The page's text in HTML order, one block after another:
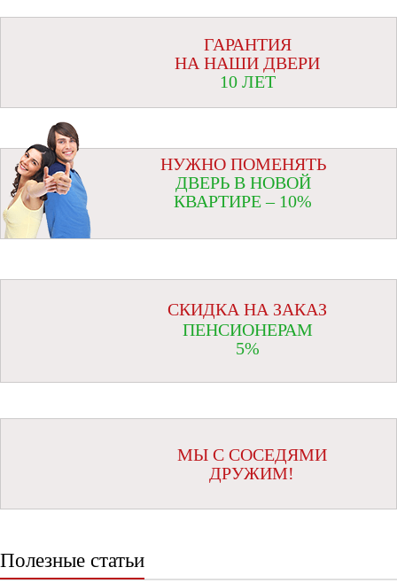
ГАРАНТИЯ
НА НАШИ ДВЕРИ
10 ЛЕТ
НУЖНО ПОМЕНЯТЬ
ДВЕРЬ В НОВОЙ
КВАРТИРЕ – 10%
СКИДКА НА ЗАКАЗ
ПЕНСИОНЕРАМ
5%
МЫ С СОСЕДЯМИ
ДРУЖИМ!
Полезные статьи